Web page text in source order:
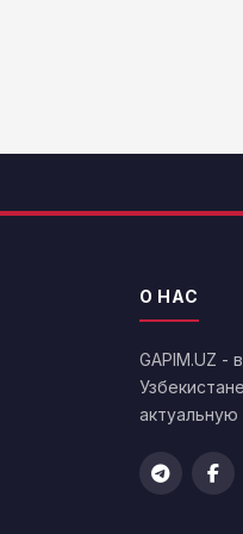
О НАС
GAPIM.UZ -